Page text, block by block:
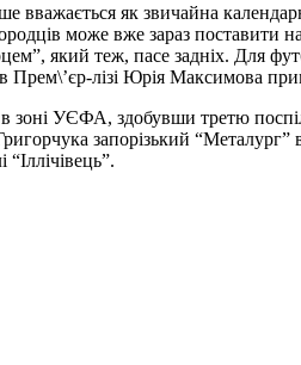
вважається як звичайна
може вже зараз поставити
який теж, пасе задніх. Для
Прем\’єр-лізі Юрія Максимова
в зоні УЄФА, здобувши третю
запорізький “Металург”